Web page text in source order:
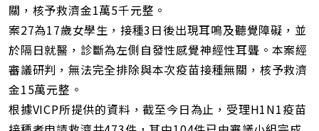
關，核予救濟金1萬5千元整。
案27為17歲女學生，接種3日後出現耳鳴及聽覺障礙，並
於隔日就醫，診斷為左側自發性感覺神經性耳聾。本案經
審議研判，無法完全排除與本次疫苗接種無關，核予救濟
金15萬元整。
根據VICP所提供的資料，截至今日為止，受理H1N1疫苗